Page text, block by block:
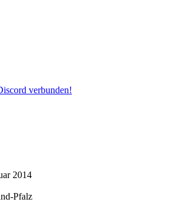
2014
Pfalz